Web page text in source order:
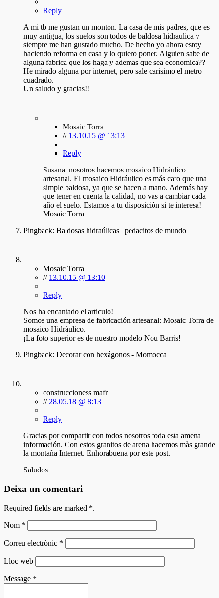
Reply
A mi tb me gustan un monton. La casa de mis padres, que es
muy antigua, los suelos son todos de baldosa hidraulica y
siempre me han gustado mucho. De hecho yo ahora estoy
haciendo reforma en casa y lo quiero poner. Alguien sabe de
alguna fabrica que los haga y ademas que sea economica??
He mirado alguna por internet, pero sale carisimo el metro
cuadrado.
Un saludo y gracias!!
Mosaic Torra
// 13.10.15 @ 13:13
Reply
Susana, nosotros hacemos mosaico Hidráulico
artesanal. El mosaico Hidráulico es más caro que una
simple baldosa, ya que se hacen a mano. Además hay
que tener en cuenta la calidad, no vas a cambiar cada
año el suelo. Estamos a tu disposición si te interesa!
Mosaic Torra
Pingback: Baldosas hidraúlicas | pedacitos de mundo
Mosaic Torra
// 13.10.15 @ 13:10
Reply
Nos ha encantado el articulo!
Somos una empresa de fabricación artesanal: Mosaic Torra de
mosaico Hidráulico.
¡La foto superior es de nuestro modelo Nou Barris!
Pingback: Decorar con hexágonos - Momocca
construccioness mafr
// 28.05.18 @ 8:13
Reply
Gracias por compartir con todos nosotros toda esta amena
información. Con estos granitos de arena hacemos màs grande
la montaña Internet. Enhorabuena por este post.
Saludos
Deixa un comentari
Required fields are marked *.
Nom *
Correu electrònic *
Lloc web
Message *